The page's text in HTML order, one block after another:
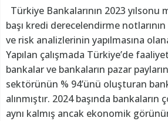
Türkiye Bankalarının 2023 yılsonu
başı kredi derecelendirme notlarının
ve risk analizlerinin yapılmasına
Yapılan çalışmada Türkiye’de
bankalar ve bankaların pazar
sektörünün % 94’ünü oluşturan
alınmıştır. 2024 başında
aynı kalmış ancak ekonomik